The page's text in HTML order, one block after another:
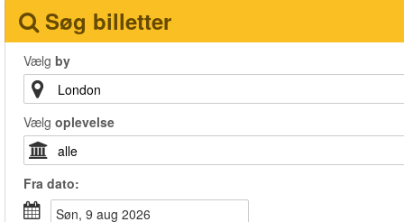
Søg billetter
Vælg by
Vælg oplevelse
Fra dato:
søn, 9 aug 2026